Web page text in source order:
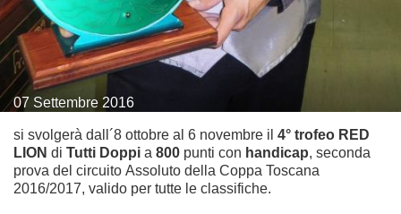
07 Settembre 2016
si svolgerà dall´8 ottobre al 6 novembre il 4° trofeo RED
LION di Tutti Doppi a 800 punti con handicap, seconda
prova del circuito Assoluto della Coppa Toscana
2016/2017, valido per tutte le classifiche.